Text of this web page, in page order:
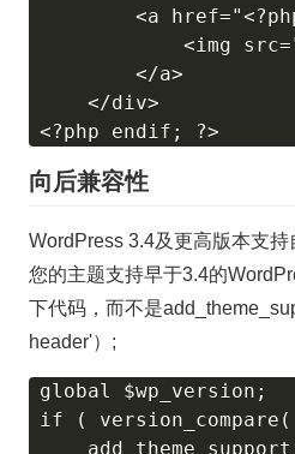
<a
<img
        </a>
    </div>
向后兼容性
WordPress 3.4及更高版本支
您的主题支持早于3.4的
下代码，而不是
header'）;
global $wp_version;
if (